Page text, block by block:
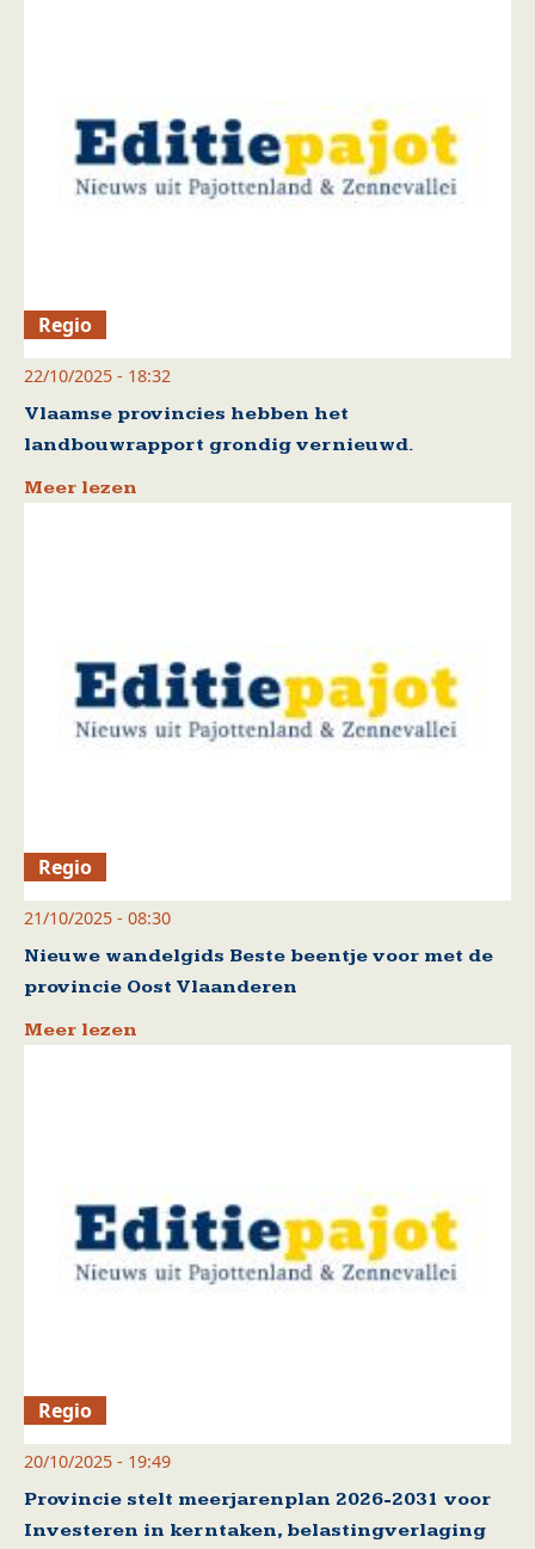
Regio
22/10/2025 - 18:32
Vlaamse provincies hebben het
landbouwrapport grondig vernieuwd.
Meer lezen
Regio
21/10/2025 - 08:30
Nieuwe wandelgids Beste beentje voor met de
provincie Oost Vlaanderen
Meer lezen
Regio
20/10/2025 - 19:49
Provincie stelt meerjarenplan 2026-2031 voor
Investeren in kerntaken, belastingverlaging